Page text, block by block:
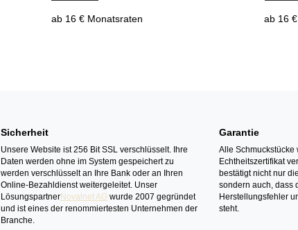
ab 16 € Monatsraten ab 16
Sicherheit
Unsere Website ist 256 Bit SSL verschlüsselt. Ihre
Daten werden ohne im System gespeichert zu
werden verschlüsselt an Ihre Bank oder an Ihren
Online-Bezahldienst weitergeleitet. Unser
LösungspartnerNovalnet AG wurde 2007 gegründet
und ist eines der renommiertesten Unternehmen der
Branche.
Garantie
Alle Schmuckstücke
Echtheitszertifikat
bestätigt nicht nur
sondern auch, dass
Herstellungsfehler
steht.